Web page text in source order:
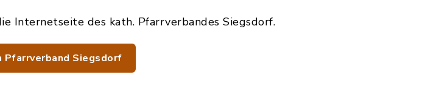
Internetseite des kath. Pfarrverbandes Siegsdorf.
Pfarrverband Siegsdorf